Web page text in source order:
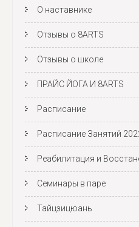
О наставнике
Отзывы о 8ARTS
Отзывы о школе
ПРАЙС ЙОГА И 8ARTS
Расписание
Расписание Занятий
Реабилитация и
Семинары в паре
Тайцзицюань